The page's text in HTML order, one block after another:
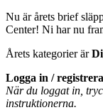
Nu är årets brief
Center! Ni har nu
Årets kategorier är
Logga in /
När du loggat in,
instruktionerna.